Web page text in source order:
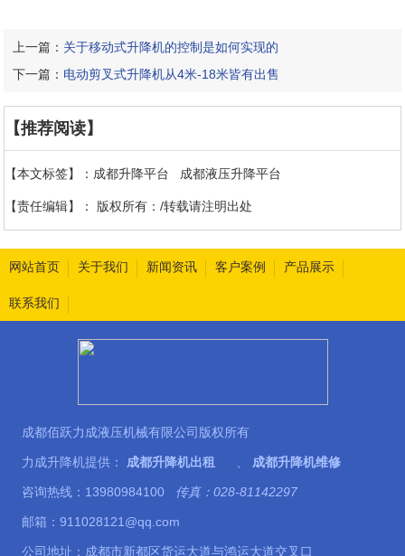
上一篇： 关于移动式升降机的控制是如何实现的
下一篇： 电动剪叉式升降机从4米-18米皆有出售
【推荐阅读】
【本文标签】： 成都升降平台 成都液压升降平台
【责任编辑】： 版权所有：/转载请注明出处
网站首页 关于我们 新闻资讯 客户案例 产品展示
联系我们
成都佰跃力成液压机械有限公司版权所有
力成升降机提供： 成都升降机出租 成都升降机维修
咨询热线：13980984100 传真：028-81142297
邮箱：911028121@qq.com
公司地址：成都市新都区货运大道与鸿运大道交叉口